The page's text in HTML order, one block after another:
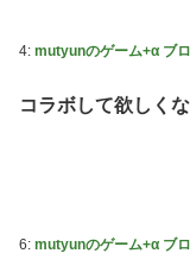
た？」 第29話
なのがデュオだよ
ラブライブ！の
4: mutyunのゲーム+α ブロ
コラボして欲しく
6: mutyunのゲーム+α ブロ